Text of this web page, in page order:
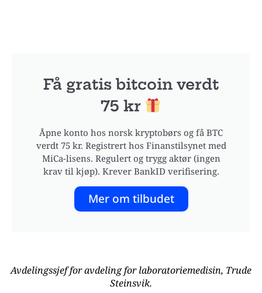
Få gratis bitcoin verdt
75 kr
Åpne konto hos norsk kryptobørs og få BTC
verdt 75 kr. Registrert hos Finanstilsynet med
MiCa-lisens. Regulert og trygg aktør (ingen
krav til kjøp). Krever BankID verifisering.
Mer om tilbudet
Avdelingssjef for avdeling for laboratoriemedisin, Trude
Steinsvik.